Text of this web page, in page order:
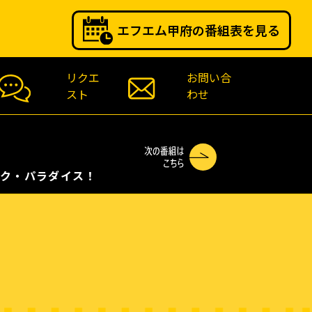
エフエム甲府の番組表を見る
リクエ
スト
お問い合
わせ
・パラダイス！